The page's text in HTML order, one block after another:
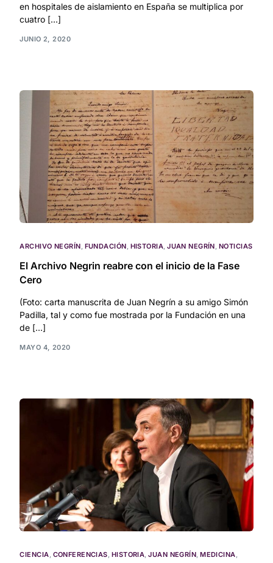
en hospitales de aislamiento en España se multiplica por
cuatro […]
JUNIO 2, 2020
ARCHIVO NEGRÍN, FUNDACIÓN, HISTORIA,JUAN NEGRÍN, NOTICIAS
El Archivo Negrin reabre con el inicio de la Fase
Cero
(Foto: carta manuscrita de Juan Negrín a su amigo Simón
Padilla, tal y como fue mostrada por la Fundación en una
de […]
MAYO 4, 2020
CIENCIA, CONFERENCIAS, HISTORIA,JUAN NEGRÍN,MEDICINA,